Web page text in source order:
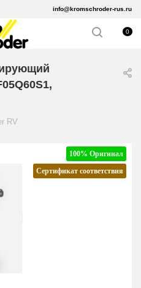
info@kromschroder-rus.ru
0
RV
100% Оригинал
Сертификат соответствия